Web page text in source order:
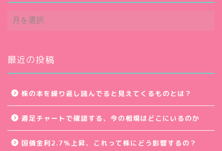
ア
ー
ブ
最近の投稿
株の本を繰り返し読んでると見えてくるものとは？
週足チャートで確認する、今の相場はどこにいるのか
国債金利2.7％上昇、これって株にどう影響するの？